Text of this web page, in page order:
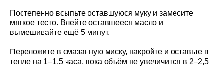
Постепенно всыпьте оставшуюся муку и замесите
мягкое тесто. Влейте оставшееся масло и
вымешивайте ещё 5 минут.
Переложите в смазанную миску, накройте и оставьте в
тепле на 1–1,5 часа, пока объём не увеличится в 2–2,5